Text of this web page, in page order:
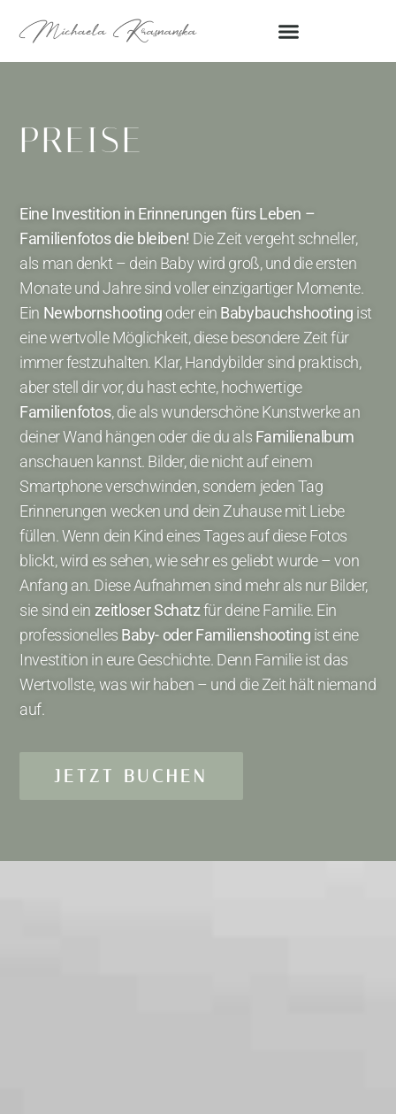
PREISE
Eine Investition in Erinnerungen fürs Leben –
Familienfotos die bleiben! Die Zeit vergeht schneller,
als man denkt – dein Baby wird groß, und die ersten
Monate und Jahre sind voller einzigartiger Momente.
Ein Newbornshooting oder ein Babybauchshooting ist
eine wertvolle Möglichkeit, diese besondere Zeit für
immer festzuhalten. Klar, Handybilder sind praktisch,
aber stell dir vor, du hast echte, hochwertige
Familienfotos, die als wunderschöne Kunstwerke an
deiner Wand hängen oder die du als Familienalbum
anschauen kannst. Bilder, die nicht auf einem
Smartphone verschwinden, sondern jeden Tag
Erinnerungen wecken und dein Zuhause mit Liebe
füllen. Wenn dein Kind eines Tages auf diese Fotos
blickt, wird es sehen, wie sehr es geliebt wurde – von
Anfang an. Diese Aufnahmen sind mehr als nur Bilder,
sie sind ein zeitloser Schatzfür deine Familie. Ein
professionelles Baby- oder Familienshooting ist eine
Investition in eure Geschichte. Denn Familie ist das
Wertvollste, was wir haben – und die Zeit hält niemand
auf.
JETZT BUCHEN